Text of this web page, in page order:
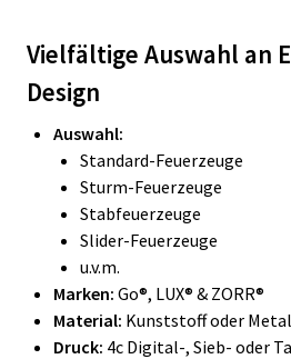
Vielfältige Auswahl an
Design
Auswahl:
Standard-Feuerzeuge
Sturm-Feuerzeuge
Stabfeuerzeuge
Slider-Feuerzeuge
u.v.m.
Marken: Go®, LUX® & ZORR®
Material: Kunststoff oder
Druck: 4c Digital-, Sieb- oder